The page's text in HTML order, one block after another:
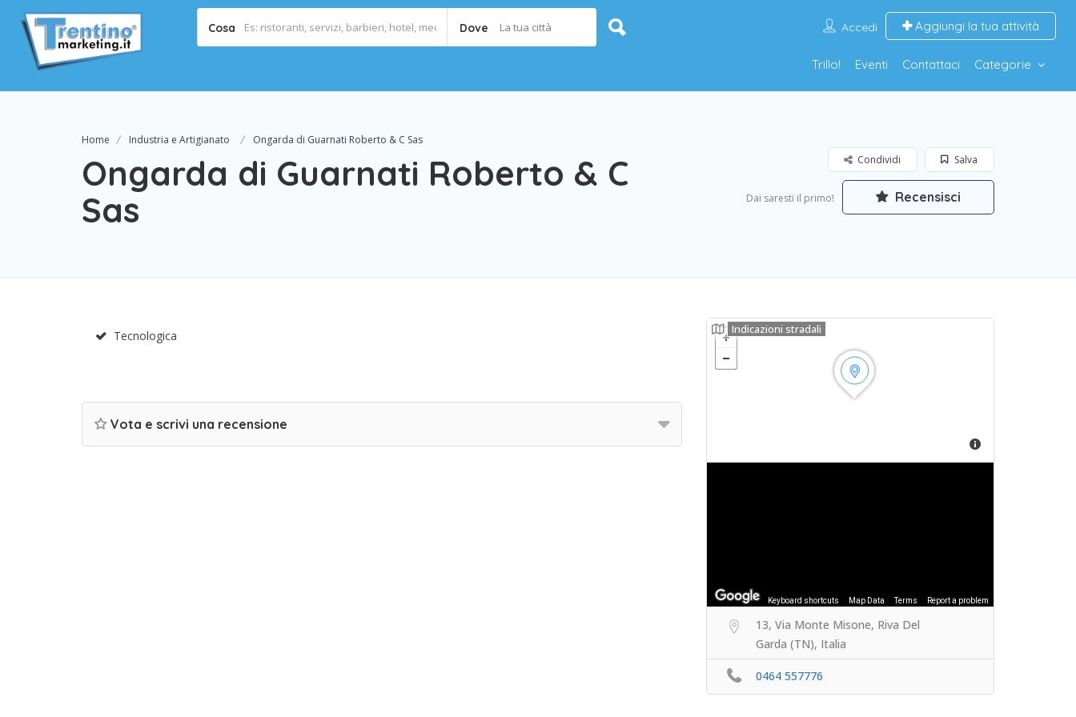
Cosa Dove La tua città Accedi Aggiungi la tua attività
Trillo! Eventi Contattaci Categorie
Home Industria e Artigianato Ongarda di Guarnati Roberto & C Sas
Ongarda di Guarnati Roberto & C
Sas
Salva
Condividi
Dai saresti il primo! Recensisci
Tecnologica
Vota e scrivi una recensione
Keyboard shortcuts Map Data Terms Report a problem
Indicazioni stradali
13, Via Monte Misone, Riva Del
Garda (TN), Italia
0464 557776